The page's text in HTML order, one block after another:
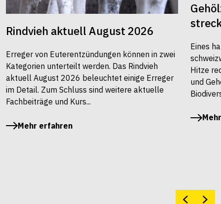
Rindvieh aktuell August 2026
Erreger von Euterentzündungen können in zwei
Kategorien unterteilt werden. Das Rindvieh
aktuell August 2026 beleuchtet einige Erreger
im Detail. Zum Schluss sind weitere aktuelle
Fachbeiträge und Kurs...
Mehr erfahren
Eines
Hitze
und